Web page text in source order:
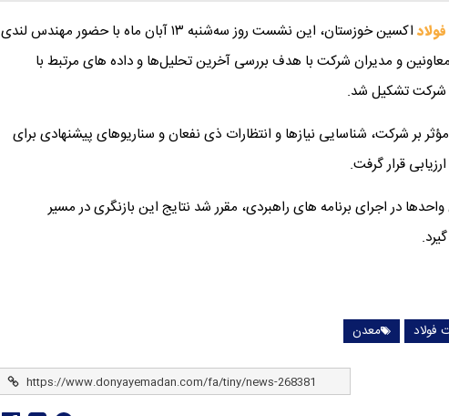
فولاد
اکسین خوزستان، این نشست روز سه‌شنبه ۱۳ آبان‌ ماه با حضور مهندس لندی
و مدیران شرکت با هدف بررسی آخرین تحلیل‌ها و داده‌ های مرتبط با
شرکت تشکیل شد.
بر شرکت، شناسایی نیازها و انتظارات ذی‌ نفعان و سناریوهای پیشنهادی برای
قرار گرفت.
در اجرای برنامه‌ های راهبردی، مقرر شد نتایج این بازنگری در مسیر
فولاد معدن